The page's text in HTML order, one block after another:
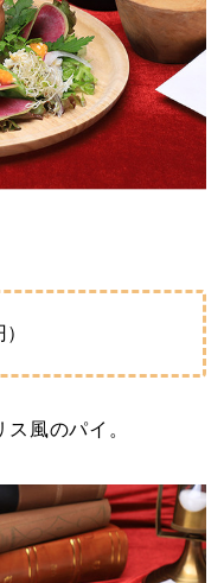
風のパイ。